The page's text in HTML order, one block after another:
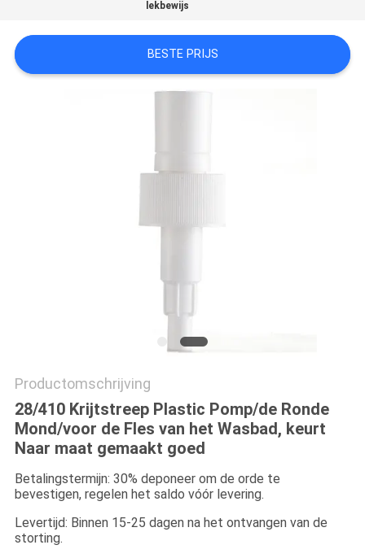
lekbewijs
BESTE PRIJS
Productomschrijving
28/410 Krijtstreep Plastic Pomp/de Ronde
Mond/voor de Fles van het Wasbad, keurt
Naar maat gemaakt goed
Betalingstermijn: 30% deponeer om de orde te
bevestigen, regelen het saldo vóór levering.
Levertijd: Binnen 15-25 dagen na het ontvangen van de
storting.